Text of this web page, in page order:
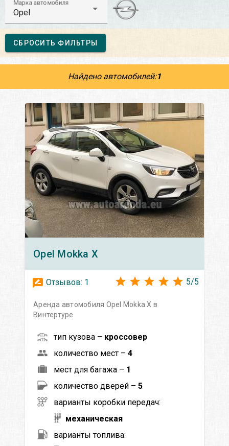
Марка автомобиля
Opel
СБРОСИТЬ ФИЛЬТРЫ
Найдено автомобилей:1
Opel Mokka X
Отзывов: 1 5/5
Аренда автомобиля Opel Mokka X в
Винтертуре
тип кузова – кроссовер
количество мест – 4
мест для багажа – 1
количество дверей – 5
варианты коробки передач:
механическая
варианты топлива: